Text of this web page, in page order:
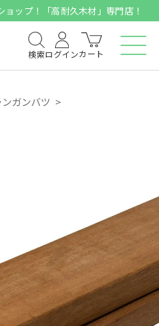
ップ！「高耐久木材」専門店！
検索ログインカート
ガンバツ